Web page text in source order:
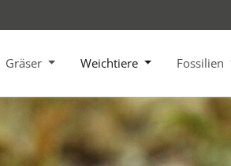
Gräser Weichtiere Fossilien